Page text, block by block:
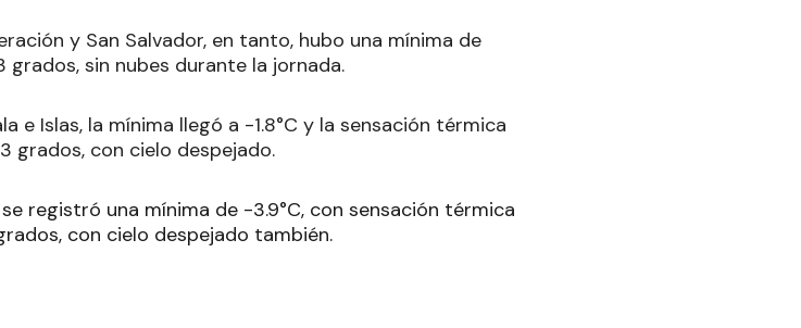
y San Salvador, en tanto, hubo una mínima de
grados, sin nubes durante la jornada.
e Islas, la mínima llegó a -1.8°C y la sensación térmica
grados, con cielo despejado.
registró una mínima de -3.9°C, con sensación térmica
con cielo despejado también.